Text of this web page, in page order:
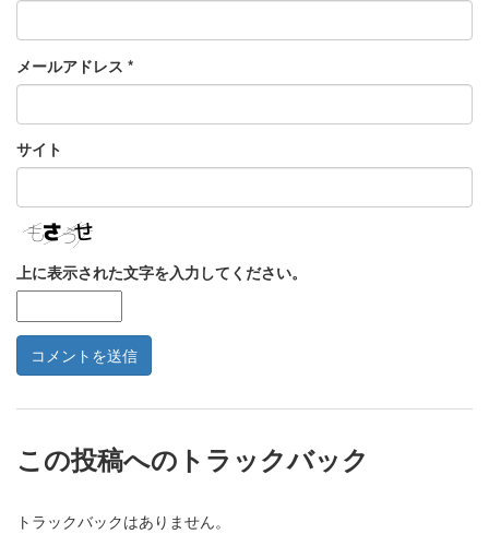
メールアドレス *
サイト
上に表示された文字を入力してください。
この投稿へのトラックバック
トラックバックはありません。